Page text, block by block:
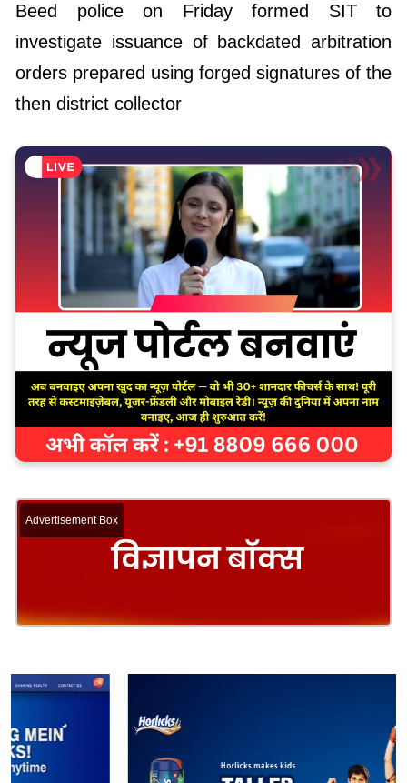
Beed police on Friday formed SIT to
investigate issuance of backdated arbitration
orders prepared using forged signatures of the
then district collector
Advertisement Box